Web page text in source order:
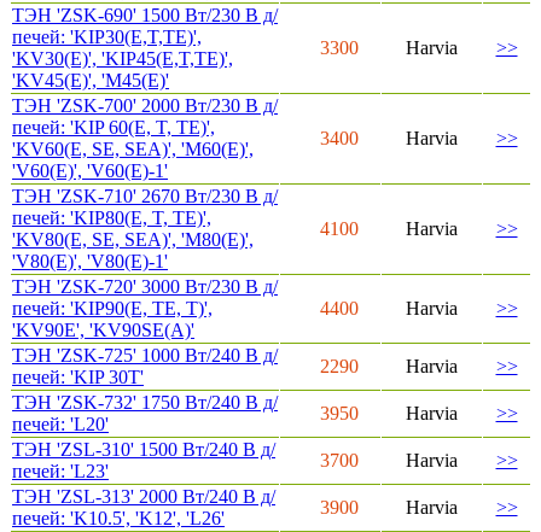
ТЭН 'ZSK-690' 1500 Вт/230 В д/
печей: 'KIP30(E,T,TE)',
'KV30(E)', 'KIP45(E,T,TE)',
'KV45(E)', 'M45(E)'
3300 Harvia >>
ТЭН 'ZSK-700' 2000 Вт/230 В д/
печей: 'KIP 60(E, T, TE)',
'KV60(E, SE, SEA)', 'M60(E)',
'V60(E)', 'V60(E)-1'
3400 Harvia >>
ТЭН 'ZSK-710' 2670 Вт/230 В д/
печей: 'KIP80(E, T, TE)',
'KV80(E, SE, SEA)', 'M80(E)',
'V80(E)', 'V80(E)-1'
4100 Harvia >>
ТЭН 'ZSK-720' 3000 Вт/230 В д/
печей: 'KIP90(E, TE, T)',
'KV90E', 'KV90SE(A)'
4400 Harvia >>
ТЭН 'ZSK-725' 1000 Вт/240 В д/
печей: 'KIP 30T'
2290 Harvia
>>
ТЭН 'ZSK-732' 1750 Вт/240 В д/
печей: 'L20'
3950 Harvia
>>
ТЭН 'ZSL-310' 1500 Вт/240 В д/
печей: 'L23'
3700 Harvia
>>
ТЭН 'ZSL-313' 2000 Вт/240 В д/
печей: 'K10.5', 'K12', 'L26'
3900 Harvia
>>